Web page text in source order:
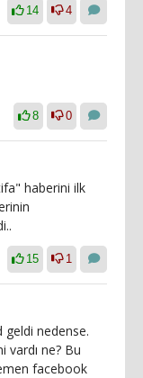
14 4
8 0
haberini ilk
15 1
geldi nedense.
vardı ne? Bu
facebook